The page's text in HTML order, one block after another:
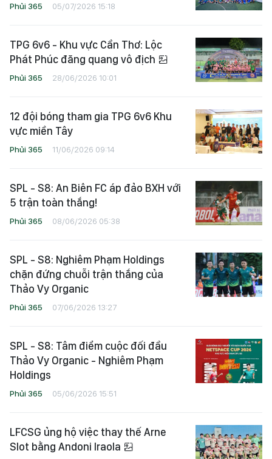
Phủi 365 05/07/2026 15:18
TPG 6v6 - Khu vực Cần Thơ: Lộc
Phát Phúc đăng quang vô địch
Phủi 365 28/06/2026 10:01
12 đội bóng tham gia TPG 6v6 Khu
vực miền Tây
Phủi 365 11/06/2026 09:14
SPL - S8: An Biên FC áp đảo BXH với
5 trận toàn thắng!
Phủi 365 08/06/2026 05:38
SPL - S8: Nghiêm Phạm Holdings
chặn đứng chuỗi trận thắng của
Thảo Vy Organic
Phủi 365 07/06/2026 13:27
SPL - S8: Tâm điểm cuộc đối đầu
Thảo Vy Organic - Nghiêm Phạm
Holdings
Phủi 365 05/06/2026 15:51
LFCSG ủng hộ việc thay thế Arne
Slot bằng Andoni Iraola